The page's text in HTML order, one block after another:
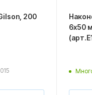
200
6х50